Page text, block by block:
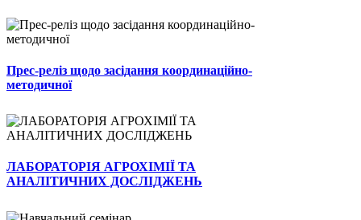
Прес-реліз щодо засідання координаційно-
методичної
ЛАБОРАТОРІЯ АГРОХІМІЇ ТА
АНАЛІТИЧНИХ ДОСЛІДЖЕНЬ